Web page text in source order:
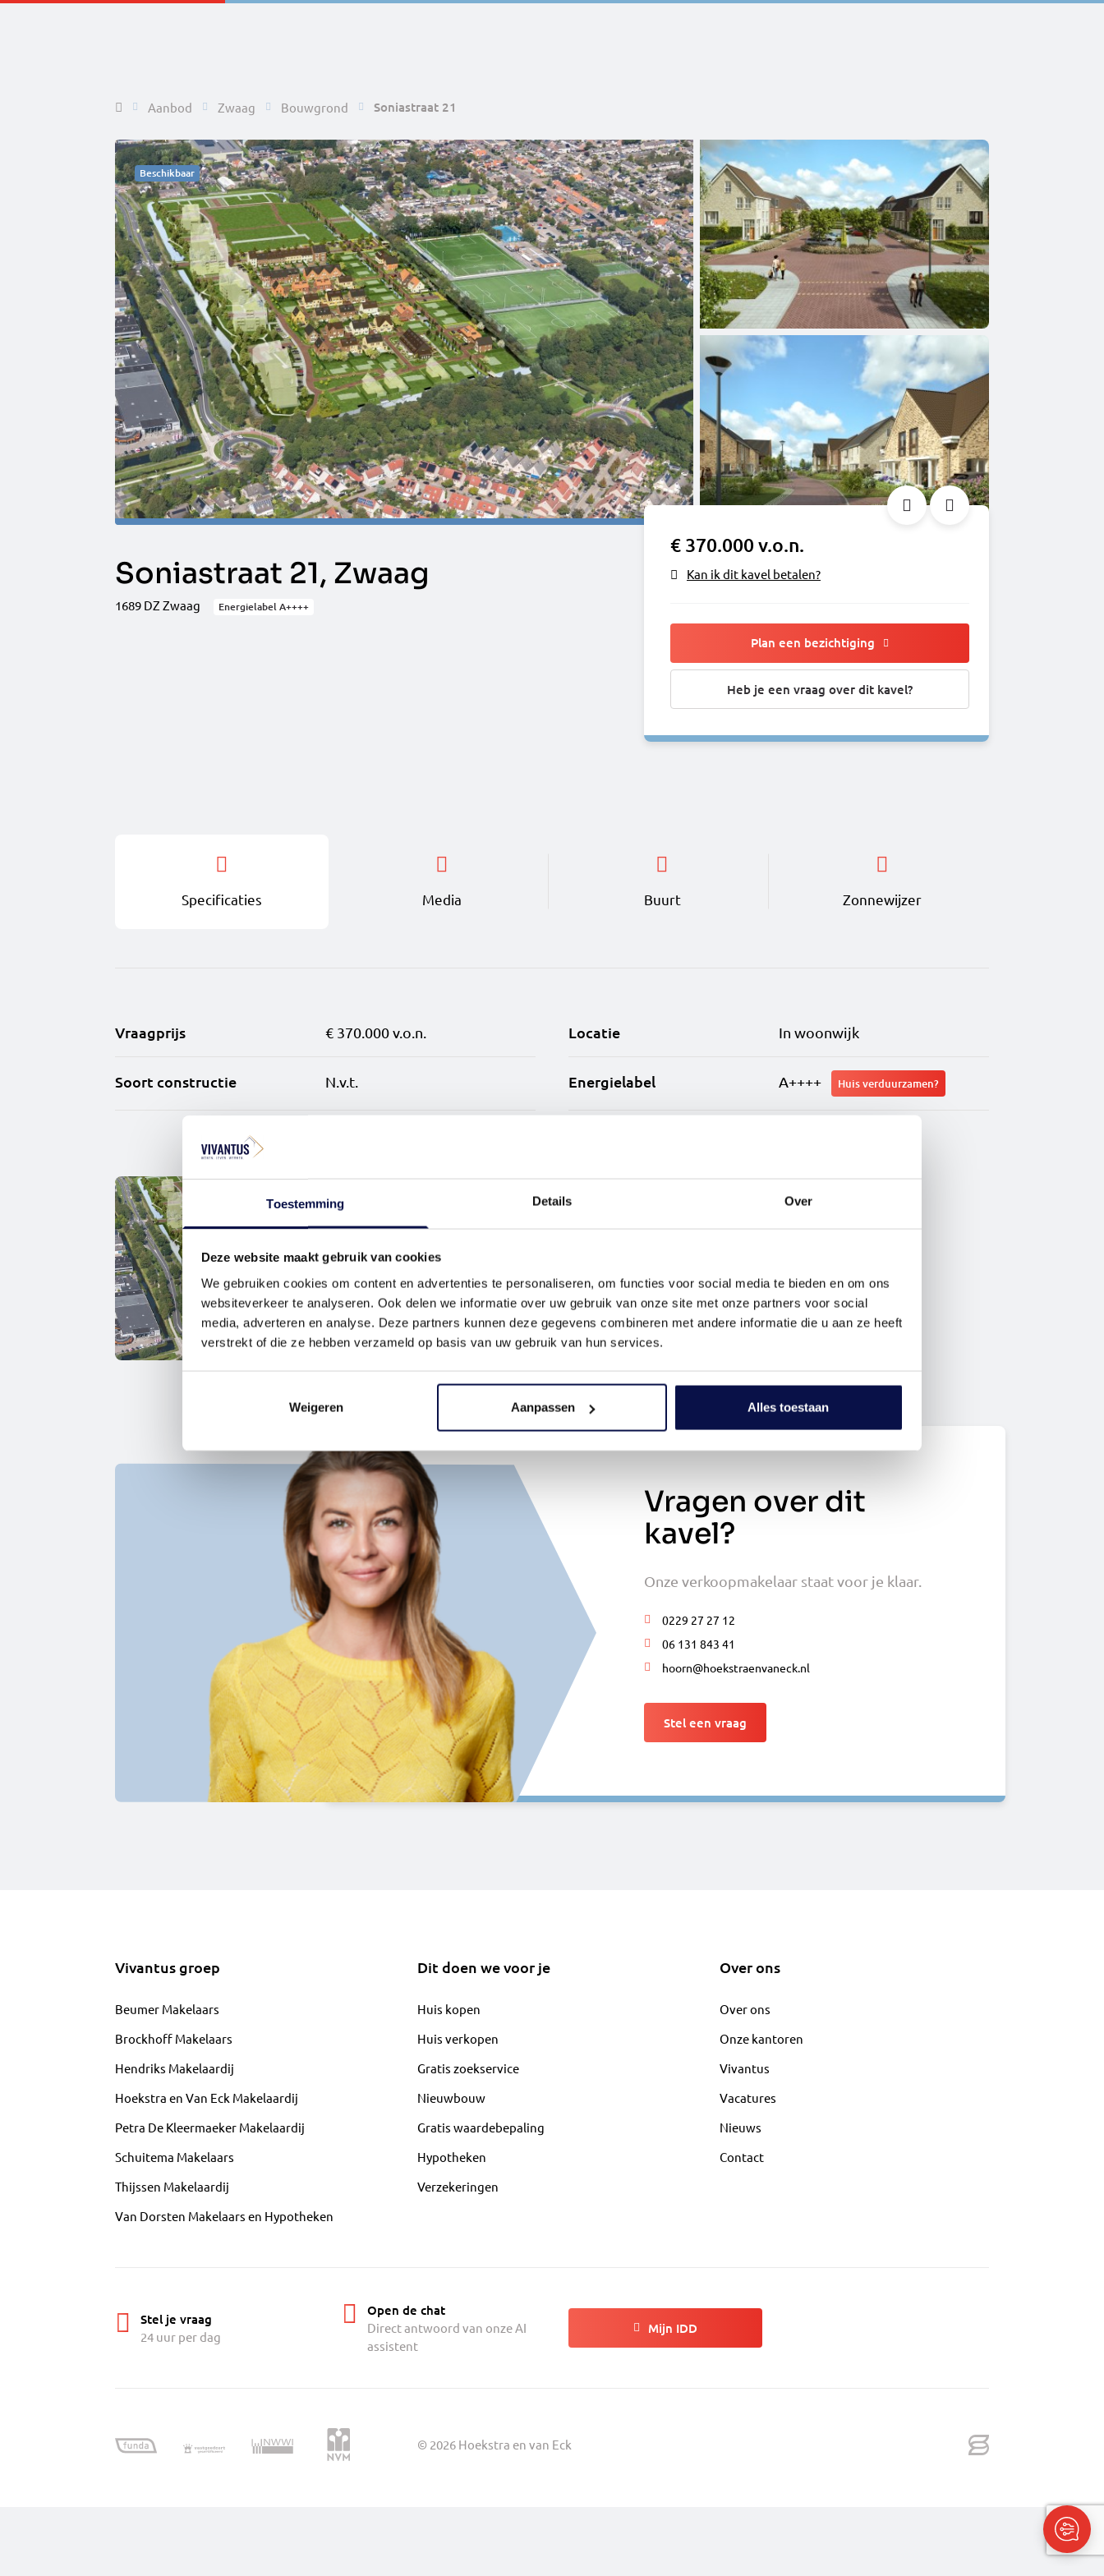
Toestemming Details Over
Deze website maakt gebruik van cookies
We gebruiken cookies om content en advertenties te personaliseren, om functies voor social media te bieden en om ons
websiteverkeer te analyseren. Ook delen we informatie over uw gebruik van onze site met onze partners voor social
media, adverteren en analyse. Deze partners kunnen deze gegevens combineren met andere informatie die u aan ze heeft
verstrekt of die ze hebben verzameld op basis van uw gebruik van hun services.
Weigeren Aanpassen Alles toestaan
HomeAanbod Zwaag Bouwgrond Soniastraat 21
Beschikbaar
Soniastraat 21, Zwaag
1689 DZ Zwaag Energielabel A++++
€ 370.000 v.o.n.
Kan ik dit kavel betalen?
Plan een bezichtiging
Heb je een vraag over dit kavel?
Specificaties Media Buurt Zonnewijzer
Vraagprijs € 370.000 v.o.n.
Soort constructie N.v.t.
Locatie In woonwijk
Energielabel A++++ Huis verduurzamen?
Vragen over dit
kavel?
Onze verkoopmakelaar staat voor je klaar.
0229 27 27 12
06 131 843 41
hoorn@hoekstraenvaneck.nl
Stel een vraag
Vivantus groep
Beumer Makelaars
Brockhoff Makelaars
Hendriks Makelaardij
Hoekstra en Van Eck Makelaardij
Petra De Kleermaeker Makelaardij
Schuitema Makelaars
Thijssen Makelaardij
Van Dorsten Makelaars en Hypotheken
Dit doen we voor je
Huis kopen
Huis verkopen
Gratis zoekservice
Nieuwbouw
Gratis waardebepaling
Hypotheken
Verzekeringen
Over ons
Over ons
Onze kantoren
Vivantus
Vacatures
Nieuws
Contact
Stel je vraag
24 uur per dag
Open de chat
Direct antwoord van onze AI
assistent
Mijn IDD
© 2026 Hoekstra en van Eck